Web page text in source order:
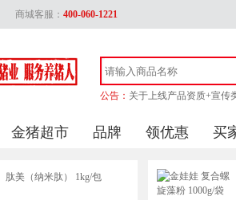
商城客服： 400-060-1221
公告： 关于上线产品资质+宣传
金猪商城上线产品审核
金猪超市 品牌 领优惠 买
肽美（纳米肽） 1kg/包